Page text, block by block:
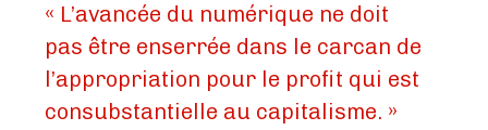
« L’avancée du numérique ne doit
pas être enserrée dans le carcan de
l’appropriation pour le profit qui est
consubstantielle au capitalisme. »